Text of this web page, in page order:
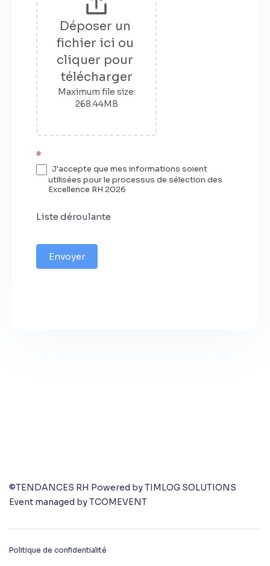
Déposer un
fichier ici ou
cliquer pour
télécharger
Maximum file size:
268.44MB
*
J'accepte que mes informations soient
utilisées pour le processus de sélection des
Excellence RH 2026
Liste déroulante
Envoyer
©TENDANCES RH Powered by TIMLOG SOLUTIONS
Event managed by TCOMEVENT
Politique de confidentialité